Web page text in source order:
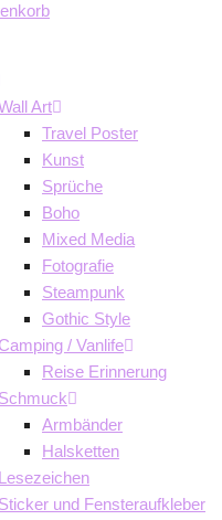
Art
Travel Poster
Kunst
Sprüche
Boho
Mixed Media
Fotografie
Steampunk
Gothic Style
Camping / Vanlife
Reise Erinnerung
Schmuck
Armbänder
Halsketten
Lesezeichen
Sticker und Fensteraufkleber